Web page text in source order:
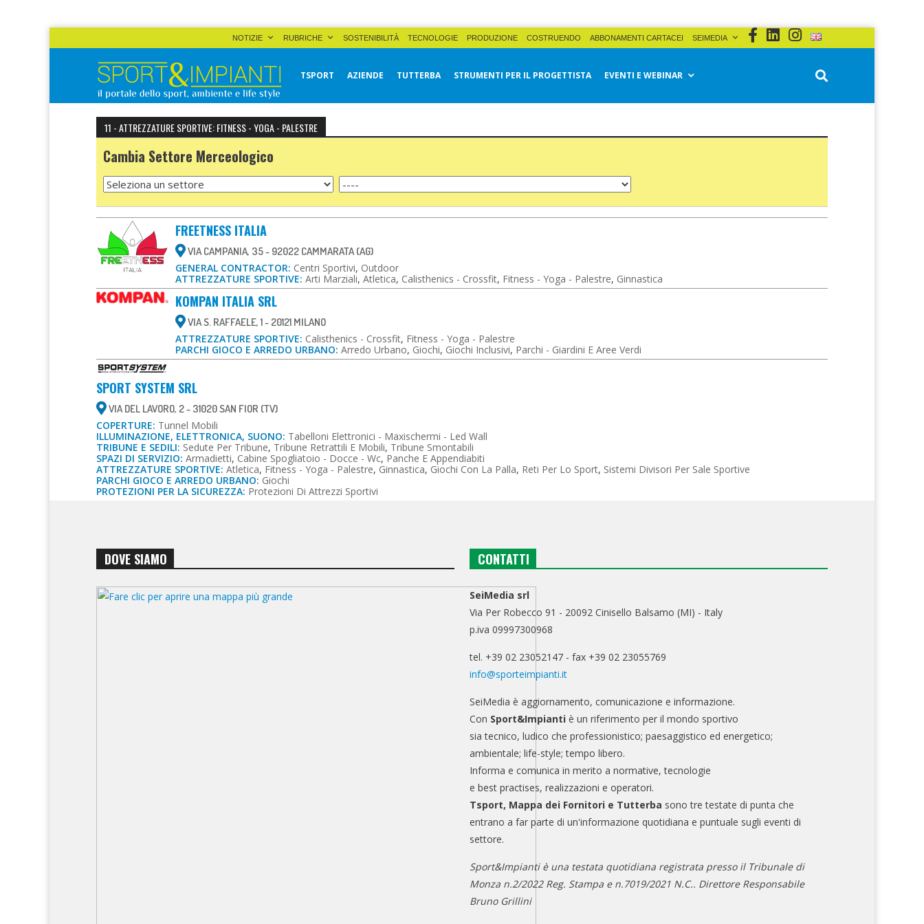
NOTIZIE RUBRICHE SOSTENIBILITÀ TECNOLOGIE PRODUZIONE COSTRUENDO ABBONAMENTI CARTACEI SEIMEDIA
Sport&Impianti
TSPORT AZIENDE TUTTERBA STRUMENTI PER IL PROGETTISTA EVENTI E WEBINAR
11 - ATTREZZATURE SPORTIVE: FITNESS - YOGA - PALESTRE
Cambia Settore Merceologico
FREETNESS ITALIA
VIA CAMPANIA, 35 - 92022 CAMMARATA (AG)
GENERAL CONTRACTOR: Centri Sportivi, Outdoor
ATTREZZATURE SPORTIVE: Arti Marziali, Atletica, Calisthenics - Crossfit, Fitness - Yoga - Palestre, Ginnastica
KOMPAN ITALIA SRL
VIA S. RAFFAELE, 1 - 20121 MILANO
ATTREZZATURE SPORTIVE: Calisthenics - Crossfit, Fitness - Yoga - Palestre
PARCHI GIOCO E ARREDO URBANO: Arredo Urbano, Giochi, Giochi Inclusivi, Parchi - Giardini E Aree Verdi
SPORT SYSTEM SRL
VIA DEL LAVORO, 2 - 31020 SAN FIOR (TV)
COPERTURE: Tunnel Mobili
ILLUMINAZIONE, ELETTRONICA, SUONO: Tabelloni Elettronici - Maxischermi - Led Wall
TRIBUNE E SEDILI: Sedute Per Tribune, Tribune Retrattili E Mobili, Tribune Smontabili
SPAZI DI SERVIZIO: Armadietti, Cabine Spogliatoio - Docce - Wc, Panche E Appendiabiti
ATTREZZATURE SPORTIVE: Atletica, Fitness - Yoga - Palestre, Ginnastica, Giochi Con La Palla, Reti Per Lo Sport, Sistemi Divisori Per Sale Sportive
PARCHI GIOCO E ARREDO URBANO: Giochi
PROTEZIONI PER LA SICUREZZA: Protezioni Di Attrezzi Sportivi
DOVE SIAMO CONTATTI
SeiMedia srl
Via Per Robecco 91 - 20092 Cinisello Balsamo (MI) - Italy
p.iva 09997300968
tel. +39 02 23052147 - fax +39 02 23055769
info@sporteimpianti.it
SeiMedia è aggiornamento, comunicazione e informazione.
Con Sport&Impianti è un riferimento per il mondo sportivo
sia tecnico, ludico che professionistico; paesaggistico ed energetico;
ambientale; life-style; tempo libero.
Informa e comunica in merito a normative, tecnologie
e best practises, realizzazioni e operatori.
Tsport, Mappa dei Fornitori e Tutterba sono tre testate di punta che
entrano a far parte di un'informazione quotidiana e puntuale sugli eventi di
settore.
Sport&Impianti è una testata quotidiana registrata presso il Tribunale di
Monza n.2/2022 Reg. Stampa e n.7019/2021 N.C.. Direttore Responsabile
Bruno Grillini